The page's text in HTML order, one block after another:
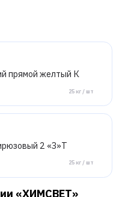
прямой желтый К
25 кг / шт
2 «З»Т
25 кг / шт
«ХИМСВЕТ»